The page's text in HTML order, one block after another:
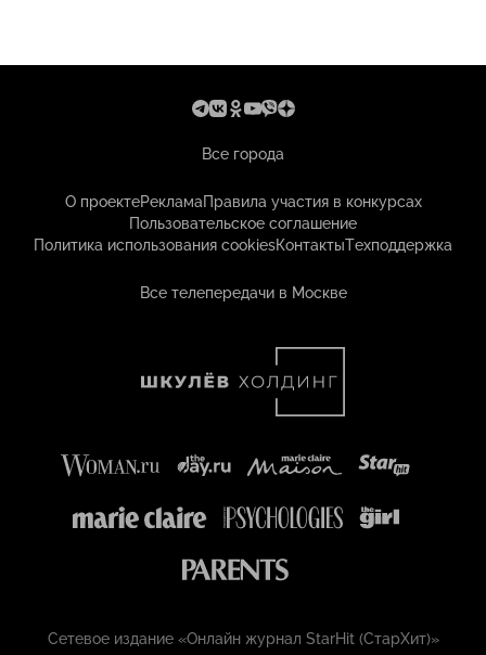
Все города
О проектеРекламаПравила участия в конкурсах
Пользовательское соглашение
Политика использования cookiesКонтактыТехподдержка
Все телепередачи в Москве
Сетевое издание «Онлайн журнал StarHit (СтарХит)»